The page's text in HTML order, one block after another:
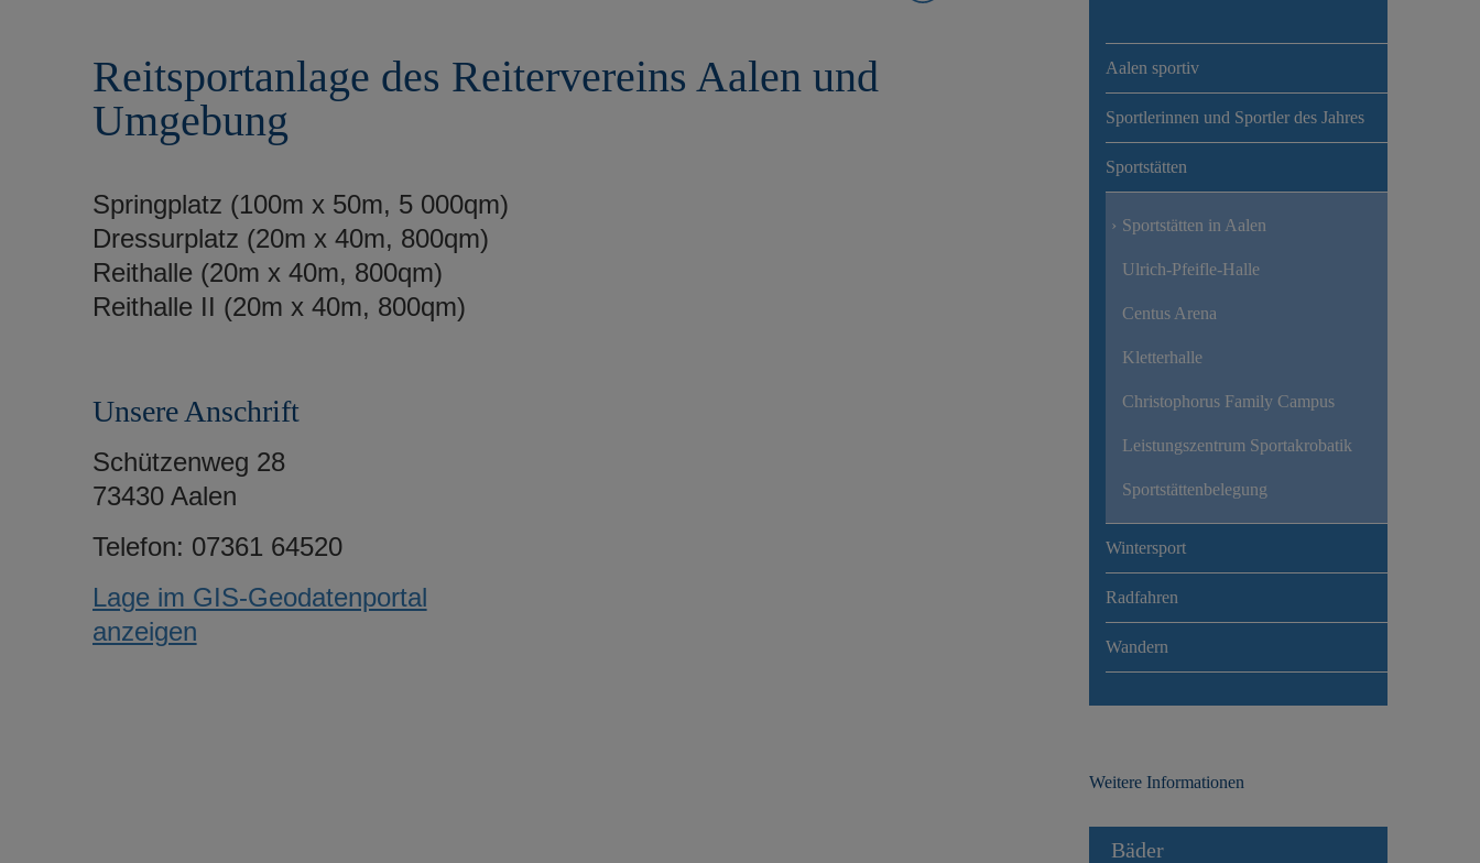
Reitsportanlage des Reitervereins Aalen und
Umgebung
Springplatz (100m x 50m, 5 000qm)
Dressurplatz (20m x 40m, 800qm)
Reithalle (20m x 40m, 800qm)
Reithalle II (20m x 40m, 800qm)
Unsere Anschrift
Schützenweg 28
73430 Aalen
Telefon: 07361 64520
Lage im GIS-Geodatenportal
anzeigen
Aalen sportiv
Sportlerinnen und Sportler des Jahres
Sportstätten
Sportstätten in Aalen
Ulrich-Pfeifle-Halle
Centus Arena
Kletterhalle
Christophorus Family Campus
Leistungszentrum Sportakrobatik
Sportstättenbelegung
Wintersport
Radfahren
Wandern
Weitere Informationen
Bäder